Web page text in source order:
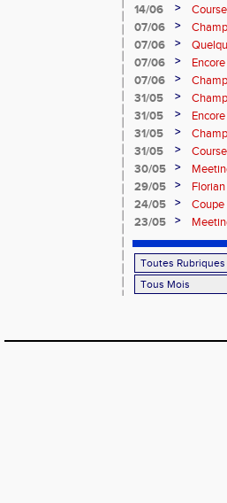
14/06
>
07/06
>
07/06
>
07/06
>
07/06
>
31/05
>
31/05 >
31/05
>
31/05
>
30/05
>
29/05
>
24/05
>
Coupe
23/05
>